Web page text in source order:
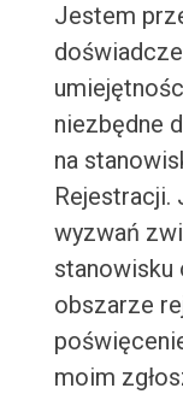
Jestem
niezbędne
na
wyzwań
stanowisku
obszarze
moim